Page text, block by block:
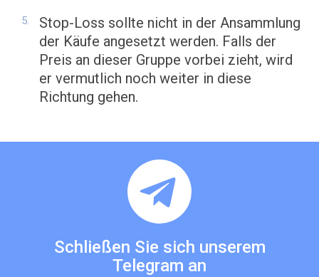
Stop-Loss sollte nicht in der Ansammlung
der Käufe angesetzt werden. Falls der
Preis an dieser Gruppe vorbei zieht, wird
er vermutlich noch weiter in diese
Richtung gehen.
Schließen Sie sich unserem
Telegram an